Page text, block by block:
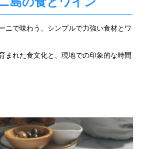
ニで味わう、シンプルで力強い食材とワ
まれた食文化と、現地での印象的な時間